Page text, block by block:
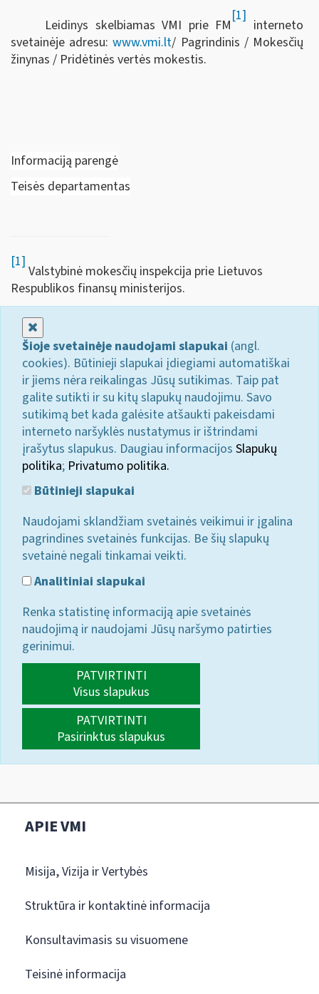
Leidinys skelbiamas VMI prie FM
[1]
interneto
svetainėje adresu:www.vmi.lt/ Pagrindinis / Mokesčių
žinynas / Pridėtinės vertės mokestis.
Informaciją parengė
Teisės departamentas
[1]
Valstybinė mokesčių inspekcija prie Lietuvos
Respublikos finansų ministerijos.
Šioje svetainėje naudojami slapukai (angl.
cookies). Būtinieji slapukai įdiegiami automatiškai
ir jiems nėra reikalingas Jūsų sutikimas. Taip pat
galite sutikti ir su kitų slapukų naudojimu. Savo
sutikimą bet kada galėsite atšaukti pakeisdami
interneto naršyklės nustatymus ir ištrindami
įrašytus slapukus. Daugiau informacijos Slapukų
politika; Privatumo politika.
Būtinieji slapukai
Naudojami sklandžiam svetainės veikimui ir įgalina
pagrindines svetainės funkcijas. Be šių slapukų
svetainė negali tinkamai veikti.
Analitiniai slapukai
Renka statistinę informaciją apie svetainės
naudojimą ir naudojami Jūsų naršymo patirties
gerinimui.
PATVIRTINTI
Visus slapukus
PATVIRTINTI
Pasirinktus slapukus
APIE VMI
Misija, Vizija ir Vertybės
Struktūra ir kontaktinė informacija
Konsultavimasis su visuomene
Teisinė informacija